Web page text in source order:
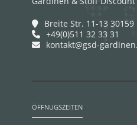
Breite Str. 11-13
+49(0)511 32 33 31
kontakt@gsd-
ÖFFNUGSZEITEN